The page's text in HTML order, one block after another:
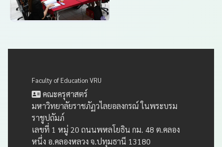
Faculty of Education VRU
คณะครุศาสตร์
มหาวิทยาลัยราชภัฏวไลยอลงกรณ์ ในพระบรม
ราชูปถัมภ์
เลขที่ 1 หมู่ 20 ถนนพหลโยธิน กม. 48 ต.คลอง
หนึ่ง อ.คลองหลวง จ.ปทุมธานี 13180